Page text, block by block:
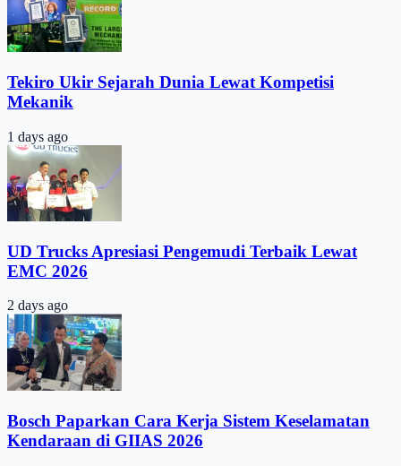
Tekiro Ukir Sejarah Dunia Lewat Kompetisi
Mekanik
1 days ago
UD Trucks Apresiasi Pengemudi Terbaik Lewat
EMC 2026
2 days ago
Bosch Paparkan Cara Kerja Sistem Keselamatan
Kendaraan di GIIAS 2026